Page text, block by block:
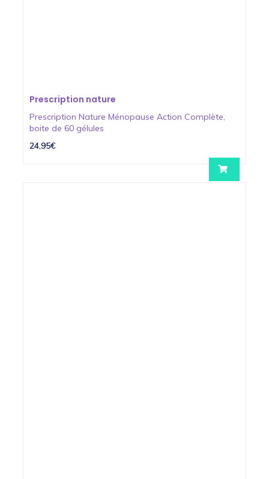
Prescription nature
Prescription Nature Ménopause Action Complète,
boite de 60 gélules
24,95€